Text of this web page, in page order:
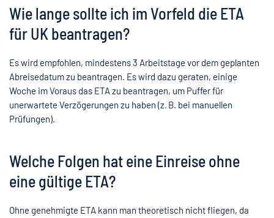
Wie lange sollte ich im Vorfeld die ETA
für UK beantragen?
Es wird empfohlen, mindestens 3 Arbeitstage vor dem geplanten
Abreisedatum zu beantragen. Es wird dazu geraten, einige
Woche im Voraus das ETA zu beantragen, um Puffer für
unerwartete Verzögerungen zu haben (z. B. bei manuellen
Prüfungen).
Welche Folgen hat eine Einreise ohne
eine gültige ETA?
Ohne genehmigte ETA kann man theoretisch nicht fliegen, da